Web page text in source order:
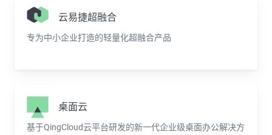
云易捷超融合
专为中小企业打造的轻量化超融合产品
桌面云
基于QingCloud云平台研发的新一代企业级桌面办公解决方